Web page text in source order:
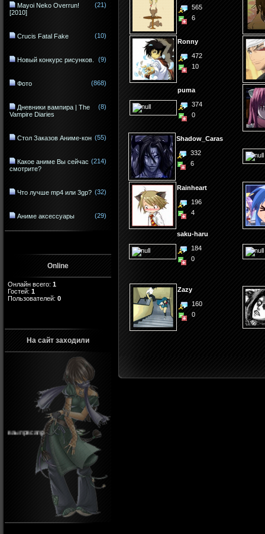
Mayoi Neko Overrun!
[2010]
(21)
Crucis Fatal Fake (10)
Новый конкурс рисунков. (9)
Фото (868)
Дневники вампира | The
Vampire Diaries
(8)
Стол Заказов Аниме-кон (55)
Какое аниме Вы сейчас
смотрите?
(214)
Что лучше mp4 или 3gp? (32)
Аниме аксессуары (29)
Online
Онлайн всего: 1
Гостей: 1
Пользователей: 0
На сайт заходили
ваыпрвсапр
565
6
Ronny
472
10
puma
374
0
Shadow_Caras
332
6
Rainheart
196
4
saku-haru
184
0
Zazy
160
0